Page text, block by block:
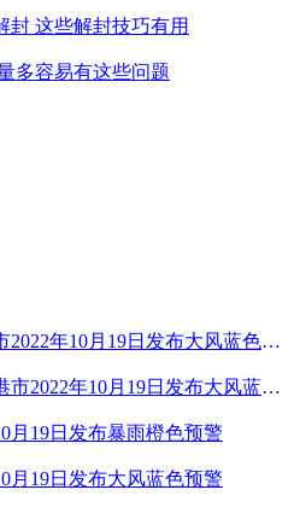
封 这些解封技巧有用
多容易有这些问题
广西壮族自治区钦州市2022年10月19日发布大风蓝色预警
广西壮族自治区防城港市2022年10月19日发布大风蓝色预警
月19日发布暴雨橙色预警
月19日发布大风蓝色预警